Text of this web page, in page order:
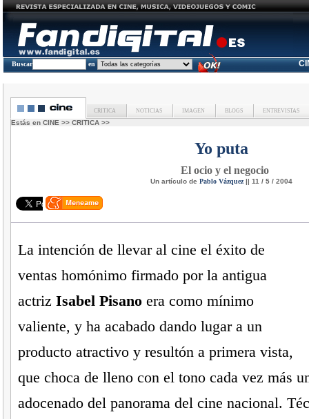
Buscar en
CRITICA NOTICIAS IMAGEN BLOGS ENTREVISTAS
Estás en CINE >> CRITICA >>
Yo puta
El ocio y el negocio
Un artículo de Pablo Vázquez|| 11 / 5 / 2004
La intención de llevar al cine el éxito de
ventas homónimo firmado por la antigua
actriz Isabel Pisanoera como mínimo
valiente, y ha acabado dando lugar a un
producto atractivo y resultón a primera vista,
que choca de lleno con el tono cada vez más
adocenado del panorama del cine nacional.